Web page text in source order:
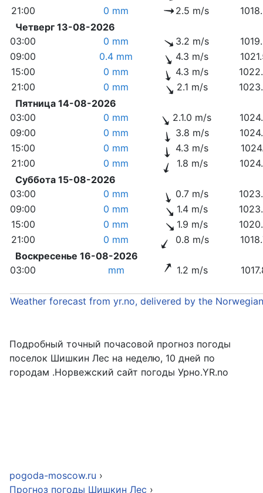
21:00
0 mm 2.5 m/s
Четверг 13-08-2026
03:00
0 mm 3.2 m/s
09:00
0.4 mm 4.3 m/s
15:00
0 mm 4.3 m/s
21:00
0 mm 2.1 m/s
Пятница 14-08-2026
03:00
0 mm 2.1.0 m/s
09:00
0 mm 3.8 m/s
15:00
0 mm 4.3 m/s
21:00
0 mm 1.8 m/s
Суббота 15-08-2026
03:00
0 mm 0.7 m/s
09:00
0 mm 1.4 m/s
15:00
0 mm 1.9 m/s
21:00
0 mm 0.8 m/s
Воскресенье 16-08-2026
03:00
mm 1.2 m/s
Weather forecast from yr.no, delivered by the
Подробный точный почасовой прогноз погоды
поселок Шишкин Лес на неделю, 10 дней по
городам .Норвежский сайт погоды Урно.YR.no
pogoda-moscow.ru ›
Прогноз погоды Шишкин Лес ›